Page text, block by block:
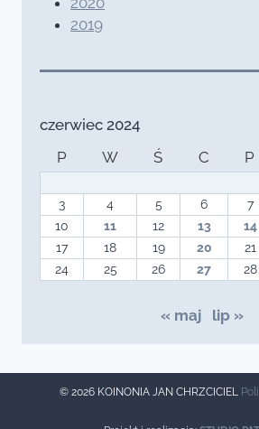
2019
czerwiec 2024
P
W Ś C P
3
4 5 6 7
10
11 12 13 14
17
18 19 20 21
24
25 26 27 28
« maj lip »
© 2026 KOINONIA JAN CHRZCICIEL